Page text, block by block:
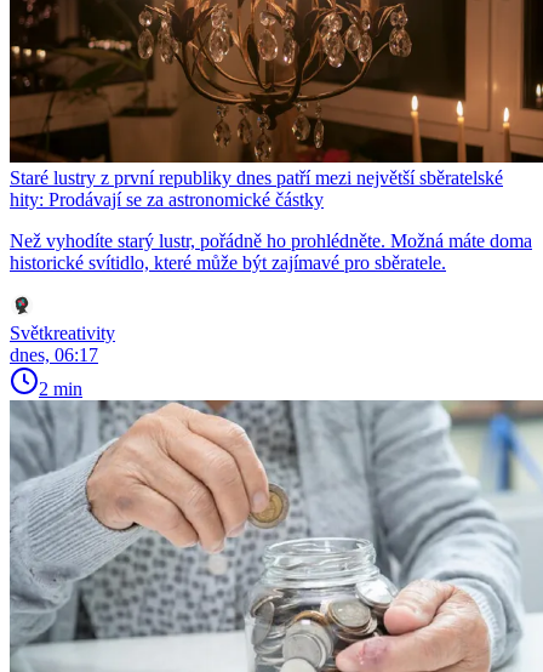
Staré lustry z první republiky dnes patří mezi největší sběratelské
hity: Prodávají se za astronomické částky
Než vyhodíte starý lustr, pořádně ho prohlédněte. Možná máte doma
historické svítidlo, které může být zajímavé pro sběratele.
Světkreativity
dnes, 06:17
2 min